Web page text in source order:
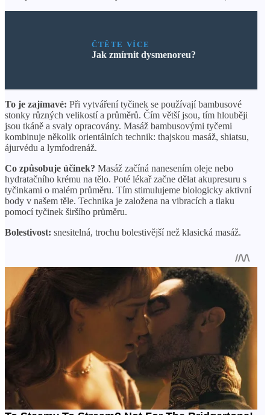
ČTĚTE VÍCE
Jak zmírnit dysmenoreu?
To je zajímavé: Při vytváření tyčinek se používají bambusové
stonky různých velikostí a průměrů. Čím větší jsou, tím hlouběji
jsou tkáně a svaly opracovány. Masáž bambusovými tyčemi
kombinuje několik orientálních technik: thajskou masáž, shiatsu,
ájurvédu a lymfodrenáž.
Co způsobuje účinek? Masáž začíná nanesením oleje nebo
hydratačního krému na tělo. Poté lékař začne dělat akupresuru s
tyčinkami o malém průměru. Tím stimulujeme biologicky aktivní
body v našem těle. Technika je založena na vibracích a tlaku
pomocí tyčinek širšího průměru.
Bolestivost: snesitelná, trochu bolestivější než klasická masáž.